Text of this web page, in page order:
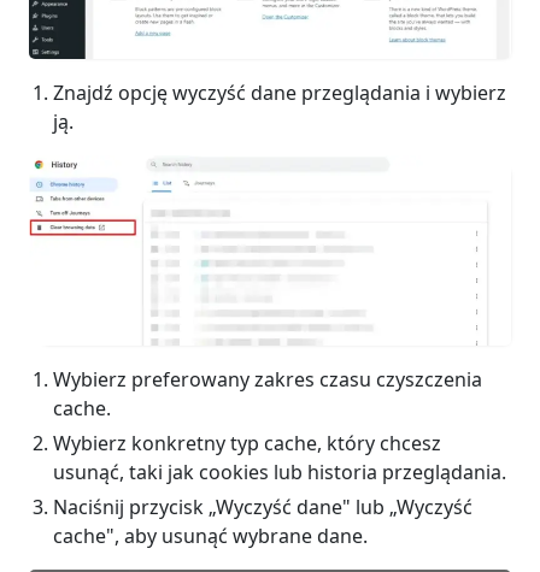
Znajdź opcję wyczyść dane przeglądania i wybierz
ją.
Wybierz preferowany zakres czasu czyszczenia
cache.
Wybierz konkretny typ cache, który chcesz
usunąć, taki jak cookies lub historia przeglądania.
Naciśnij przycisk „Wyczyść dane" lub „Wyczyść
cache", aby usunąć wybrane dane.